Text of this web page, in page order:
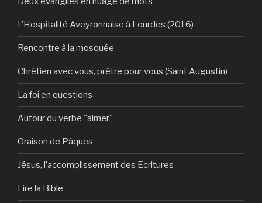
L’Hospitalité Aveyronnaise à Lourdes (2016)
Rencontre à la mosquée
Chrétien avec vous, prêtre pour vous (Saint Augustin)
La foi en questions
Autour du verbe "aimer"
Oraison de Pâques
Jésus, l’accomplissement des Ecritures
Lire la Bible